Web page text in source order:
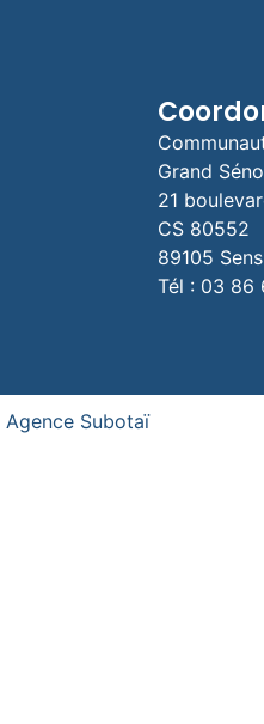
Grand
21
CS 80552
89105
Tél : 03 86
Agence Subotaï